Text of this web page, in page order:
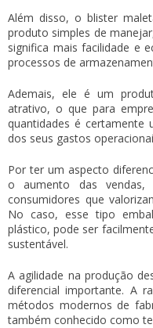
Além disso, oblister
produto simples de
significa mais facilidade e
processos de
Ademais, ele é um
atrativo, o que para
quantidades é certamente
dos seus gastos
Por ter um aspecto
o aumento das
consumidores que
No caso, esse tipo
plástico, pode ser
sustentável.
A agilidade na produção
diferencial importante. A
métodos modernos de
também conhecido como